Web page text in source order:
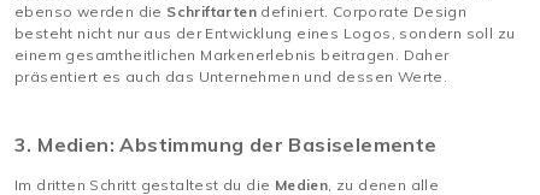
ebenso werden die Schriftarten definiert. Corporate Design
besteht nicht nur aus der Entwicklung eines Logos, sondern soll zu
einem gesamtheitlichen Markenerlebnis beitragen. Daher
präsentiert es auch das Unternehmen und dessen Werte.
3. Medien: Abstimmung der Basiselemente
Im dritten Schritt gestaltest du die Medien , zu denen alle